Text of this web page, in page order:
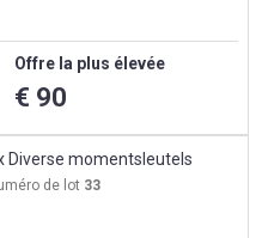
Offre la plus élevée
€ 90
Diverse momentsleutels
de lot 33